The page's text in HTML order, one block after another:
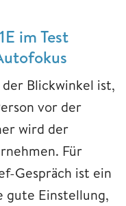
im Test
Blickwinkel ist,
vor der
wird der
Für
Gespräch ist ein
gute Einstellung,